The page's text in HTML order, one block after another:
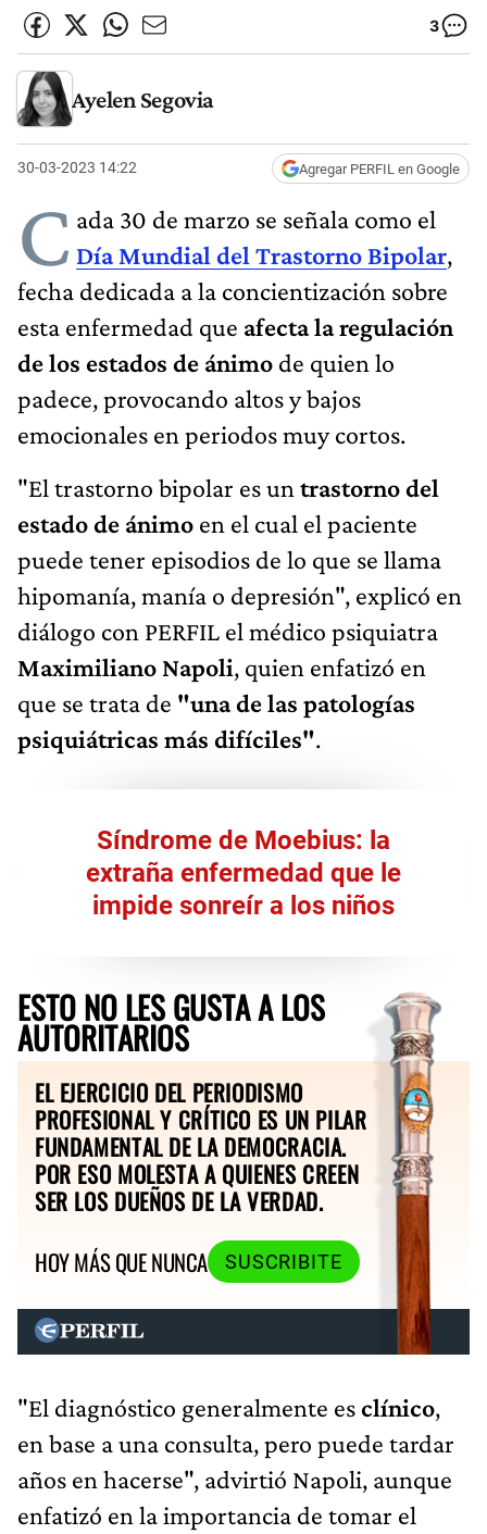
3
Ayelen Segovia
30-03-2023 14:22 Agregar PERFIL en Google
C ada 30 de marzo se señala como el
Día Mundial del Trastorno Bipolar,
fecha dedicada a la concientización sobre
esta enfermedad que afecta la regulación
de los estados de ánimo de quien lo
padece, provocando altos y bajos
emocionales en periodos muy cortos.
"El trastorno bipolar es un trastorno del
estado de ánimo en el cual el paciente
puede tener episodios de lo que se llama
hipomanía, manía o depresión", explicó en
diálogo con PERFIL el médico psiquiatra
Maximiliano Napoli, quien enfatizó en
que se trata de "una de las patologías
psiquiátricas más difíciles".
Síndrome de Moebius: la
extraña enfermedad que le
impide sonreír a los niños
ESTO NO LES GUSTA A LOS
AUTORITARIOS
EL EJERCICIO DEL PERIODISMO
PROFESIONAL Y CRÍTICO ES UN PILAR
FUNDAMENTAL DE LA DEMOCRACIA.
POR ESO MOLESTA A QUIENES CREEN
SER LOS DUEÑOS DE LA VERDAD.
HOY MÁS QUE NUNCA
SUSCRIBITE
"El diagnóstico generalmente esclínico,
en base a una consulta, pero puede tardar
años en hacerse", advirtió Napoli, aunque
enfatizó en la importancia de tomar el